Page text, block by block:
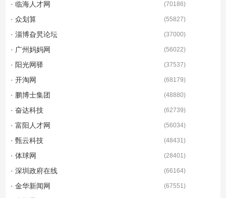
· 临海人才网 (70186)
· 众划算 (55827)
· 淄博旮旯论坛 (37000)
· 广州妈妈网 (56022)
· 阳光网驿 (37537)
· 开淘网 (68179)
· 鹏博士集团 (48880)
· 奋达科技 (62739)
· 富阳人才网 (56034)
· 甄云科技 (48431)
· 体球网 (28401)
· 深圳政府在线 (66164)
· 金华新闻网 (67551)